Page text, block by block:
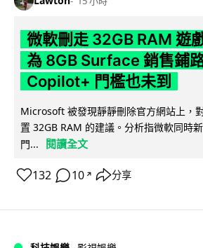
微軟刪走 32GB RAM 遊
為 8GB Surface 銷售鋪
Copilot+ 門檻也未到
Microsoft 被發現靜靜刪除官方網站上，
置 32GB RAM 的建議。分析指微軟同時
門...
閱讀全文
132 10 ↗ 分享